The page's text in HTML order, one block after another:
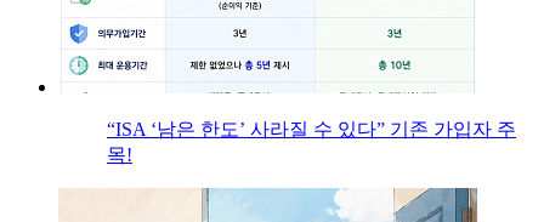
“ISA ‘남은 한도’ 사라질 수 있다” 기존 가입자 주
목!